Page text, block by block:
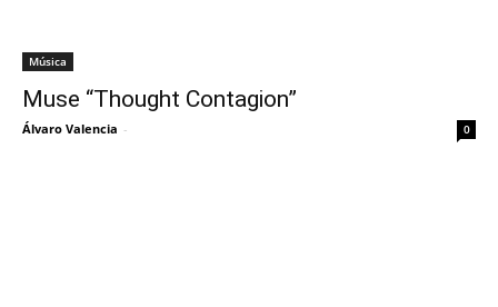
Música
Muse “Thought Contagion”
Álvaro Valencia - 0